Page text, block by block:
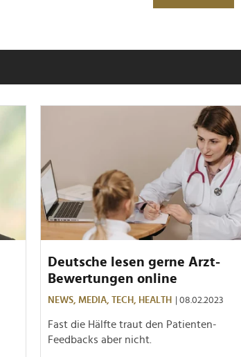
Deutsche lesen gerne Arzt-
Bewertungen online
NEWS, MEDIA, TECH, HEALTH | 08.02.2023
Fast die Hälfte traut den Patienten-
Feedbacks aber nicht.